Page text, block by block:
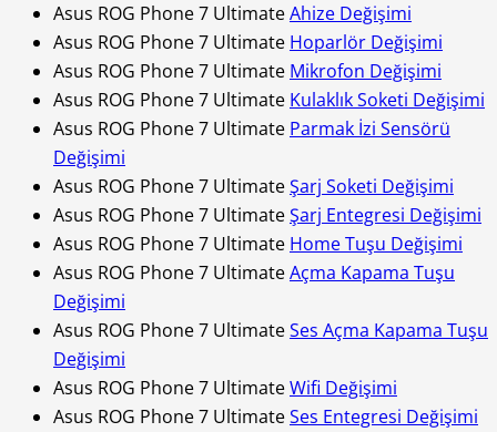
Asus ROG Phone 7 UltimateAhize Değişimi
Asus ROG Phone 7 Ultimate Hoparlör Değişimi
Asus ROG Phone 7 Ultimate Mikrofon Değişimi
Asus ROG Phone 7 Ultimate Kulaklık Soketi Değişimi
Asus ROG Phone 7 Ultimate Parmak İzi Sensörü
Değişimi
Asus ROG Phone 7 UltimateŞarj Soketi Değişimi
Asus ROG Phone 7 UltimateŞarj Entegresi Değişimi
Asus ROG Phone 7 Ultimate Home Tuşu Değişimi
Asus ROG Phone 7 UltimateAçma Kapama Tuşu
Değişimi
Asus ROG Phone 7 UltimateSes Açma Kapama Tuşu
Değişimi
Asus ROG Phone 7 UltimateWifi Değişimi
Asus ROG Phone 7 UltimateSes Entegresi Değişimi